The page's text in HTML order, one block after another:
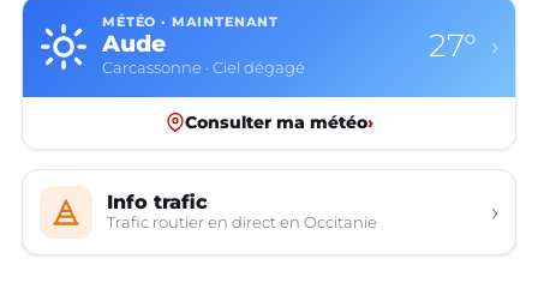
MÉTÉO · MAINTENANT
Aude
Carcassonne · Ciel dégagé
27° ›
Consulter ma météo›
Info trafic
Trafic routier en direct en Occitanie ›